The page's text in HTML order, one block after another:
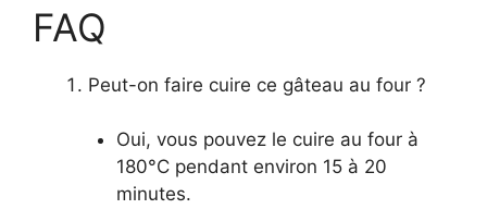
FAQ
Peut-on faire cuire ce gâteau au four ?
Oui, vous pouvez le cuire au four à
180°C pendant environ 15 à 20
minutes.